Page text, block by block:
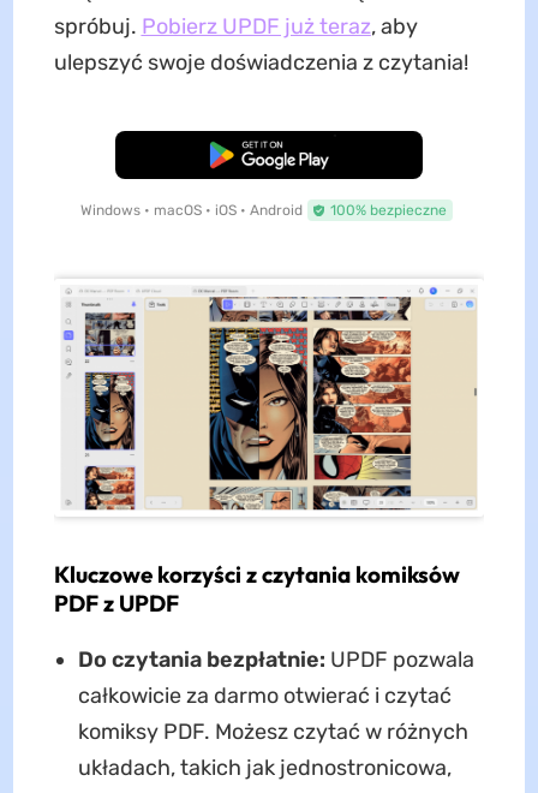
spróbuj. Pobierz UPDF już teraz, aby
ulepszyć swoje doświadczenia z czytania!
Pobierz za darmo
Windows • macOS • iOS • Android 100% bezpieczne
Kluczowe korzyści z czytania komiksów
PDF z UPDF
Do czytania bezpłatnie: UPDF pozwala
całkowicie za darmo otwierać i czytać
komiksy PDF. Możesz czytać w różnych
układach, takich jak jednostronicowa,